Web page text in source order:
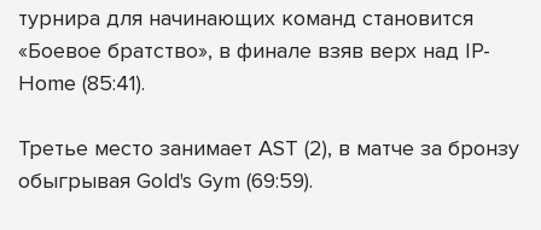
турнира для начинающих команд становится
«Боевое братство», в финале взяв верх над IP-
Home (85:41).
Третье место занимает AST (2), в матче за бронзу
обыгрывая Gold's Gym (69:59).